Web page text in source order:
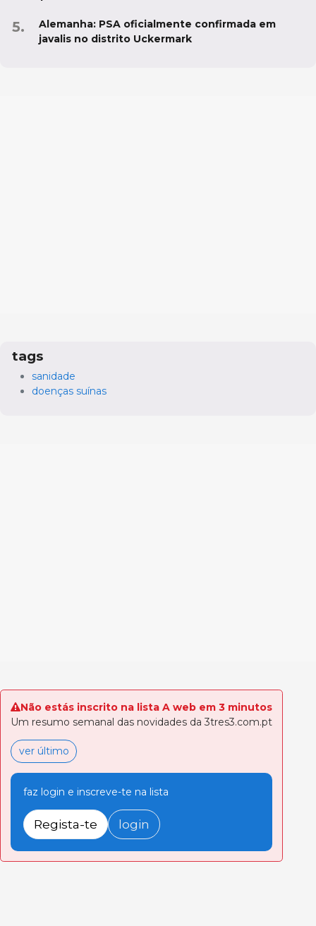
Alemanha: PSA oficialmente confirmada em
javalis no distrito Uckermark
tags
sanidade
doenças suínas
Não estás inscrito na lista A web em 3 minutos
Um resumo semanal das novidades da 3tres3.com.pt
ver último
faz login e inscreve-te na lista
Regista-te login